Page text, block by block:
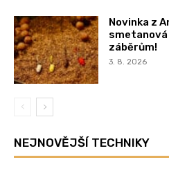
Novinka z
záběrům!
3. 8. 2026
NEJNOVĚJŠÍ TECHNIKY